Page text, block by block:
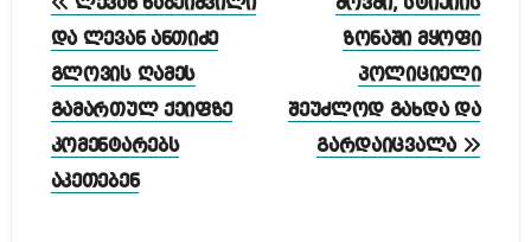
ნავიგაცია
ლევან ხაბეიშვილი
და ლევან ანთიძე
გლოვის ღამეს
გამართულ ქეიფზე
კომენტარებს
აკეთებენ
შოვში, სტიქიის
ზონაში მყოფი
პოლიციელი
შეუძლოდ გახდა და
გარდაიცვალა